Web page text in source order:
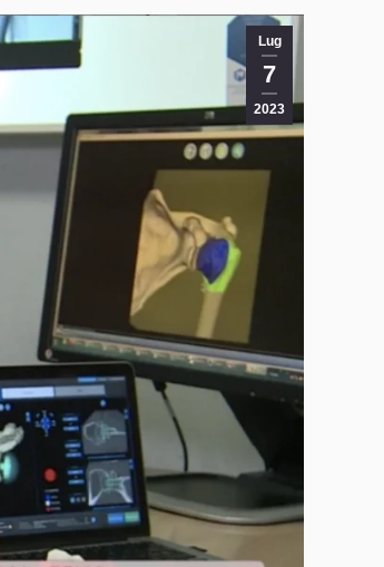
Lug
7
2023